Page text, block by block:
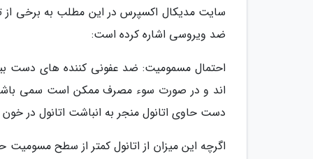
سایت مدیکال اکسپرس در این مطلب به برخی
ضد ویروسی اشاره کرده است:
اند و در صورت سوء مصرف ممکن است سمی
دست حاوی اتانول منجر به انباشت اتانول در
اگرچه این میزان از اتانول کمتر از سطح